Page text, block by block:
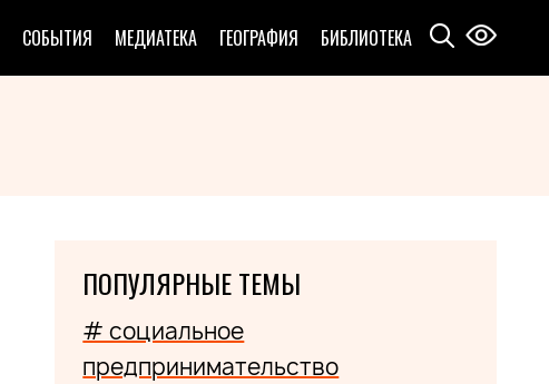
СОБЫТИЯ МЕДИАТЕКА ГЕОГРАФИЯ БИБЛИОТЕКА
ПОПУЛЯРНЫЕ ТЕМЫ
# социальное
предпринимательство